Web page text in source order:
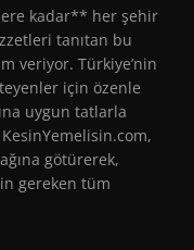
kadar** her şehir
tanıtan bu
veriyor. Türkiye’nin
için özenle
uygun tatlarla
götürerek,
gereken tüm